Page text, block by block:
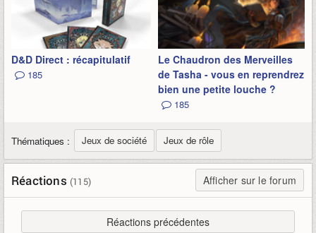
D&D Direct : récapitulatif
185
Le Chaudron des Merveilles
de Tasha - vous en reprendrez
bien une petite louche ?
185
Thématiques : Jeux de société Jeux de rôle
Réactions (115) Afficher sur le forum
Réactions précédentes